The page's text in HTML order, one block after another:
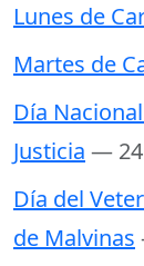
Lunes de
Martes de
Día
Justicia — 24
Día del
de Malvinas